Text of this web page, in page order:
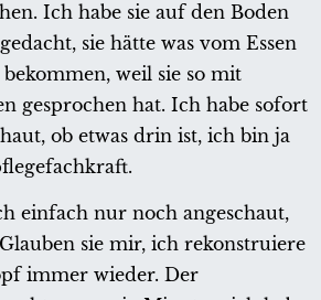
Ich habe sie auf den Boden
sie hätte was vom Essen
weil sie so mit
gesprochen hat. Ich habe sofort
ob etwas drin ist, ich bin ja
einfach nur noch angeschaut,
sie mir, ich rekonstruiere
immer wieder. Der